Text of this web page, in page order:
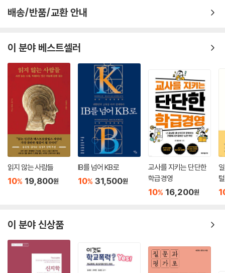
---「21장, 이광옥, 마을 교사가 되기 위한 6가지 자세」중에서
배송/반품/교환 안내
이 분야 베스트셀러
읽지 않는 사람들
10% 19,800원
IB를 넘어 KB로
10% 31,500원
교사를 지키는 단단한
학급경영
10% 16,200원
이 분야 신상품